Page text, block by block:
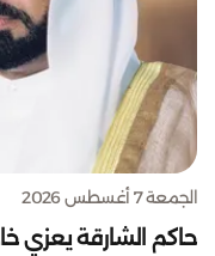
الجمعة 7 أغسطس 2026
حاكم الشارقة يعزي